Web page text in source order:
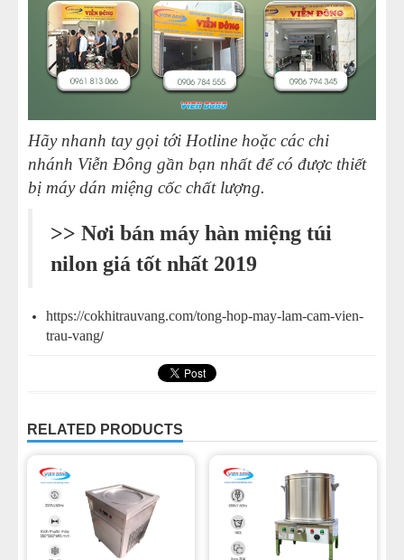
Hãy nhanh tay gọi tới Hotline hoặc các chi
nhánh Viễn Đông gần bạn nhất để có được thiết
bị máy dán miệng cốc chất lượng.
>> Nơi bán máy hàn miệng túi
nilon giá tốt nhất 2019
https://cokhitrauvang.com/tong-hop-may-lam-cam-vien-
trau-vang/
RELATED PRODUCTS